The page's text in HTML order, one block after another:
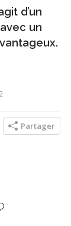
d’un
un
Partager